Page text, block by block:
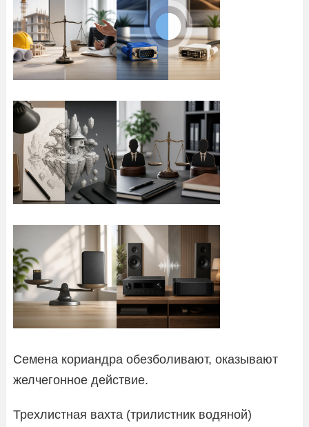
Семена кориандра обезболивают, оказывают
желчегонное действие.
Трехлистная вахта (трилистник водяной)